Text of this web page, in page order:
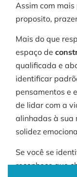
Assim com
proposito,
Mais do que
espaço de
qualificada e
identificar
pensamentos e
de lidar com a
alinhadas à sua
solidez
Se você se
reconhece que